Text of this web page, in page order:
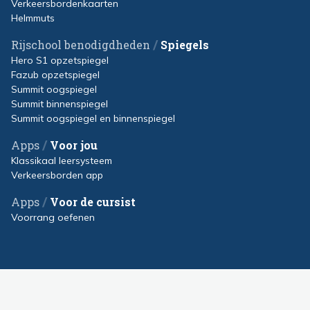
Verkeersbordenkaarten
Helmmuts
Rijschool benodigdheden / Spiegels
Hero S1 opzetspiegel
Fazub opzetspiegel
Summit oogspiegel
Summit binnenspiegel
Summit oogspiegel en binnenspiegel
Apps/ Voor jou
Klassikaal leersysteem
Verkeersborden app
Apps/ Voor de cursist
Voorrang oefenen